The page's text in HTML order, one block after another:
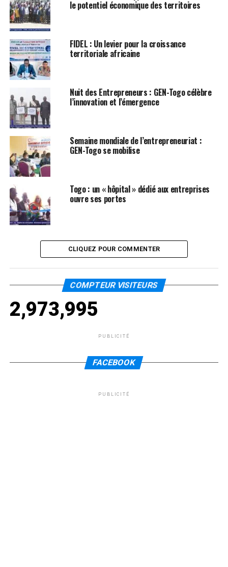
le potentiel économique des territoires
FIDEL : Un levier pour la croissance
territoriale africaine
Nuit des Entrepreneurs : GEN-Togo célèbre
l’innovation et l’émergence
Semaine mondiale de l’entrepreneuriat :
GEN-Togo se mobilise
Togo : un « hôpital » dédié aux entreprises
ouvre ses portes
CLIQUEZ POUR COMMENTER
COMPTEUR VISITEURS
2,973,995
PUBLICITÉ
FACEBOOK
PUBLICITÉ